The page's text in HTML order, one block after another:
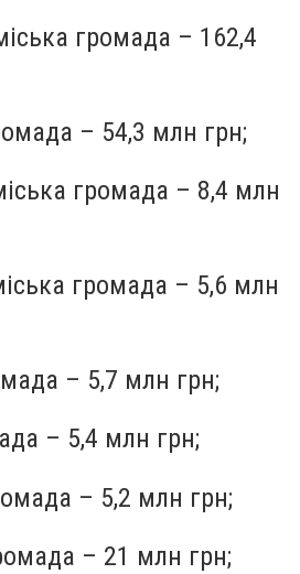
громада – 162,4
– 54,3 млн грн;
громада – 8,4 млн
громада – 5,6 млн
– 5,7 млн грн;
– 5,4 млн грн;
– 5,2 млн грн;
– 21 млн грн;